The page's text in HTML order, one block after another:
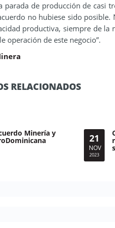
parada de producción de casi
no hubiese sido
productiva, siempre de
operación de este negocio”.
RELACIONADOS
Minería y 21
NOV
2023